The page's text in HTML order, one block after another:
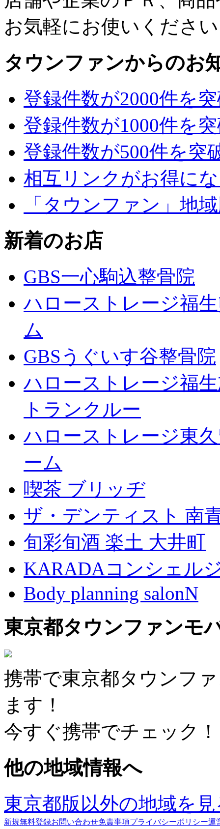
お気軽にお使いくださ
タウンファンからのお
登録件数が2000件を
登録件数が1000件を
登録件数が500件を突
相互リンクがお得に
「タウンファン」地
新着のお店
GBS一心駒込整骨院
ハローストレージ福
ム
GBSうぐいす谷整骨院
ハローストレージ福
トランクルー
ハローストレージ東
ーム
喫茶 ブリッヂ
ザ・デンティスト 南
旬彩旬酒 楽土 大井町
KARADAコンシェル
Body planning salonN
東京都タウンファンモ
携帯で東京都タウンフ
ます！
今すぐ携帯でチェック！
他の地域情報へ
東京都版以外の地域を
新規無料登録お問い合わせ免責事項プライバシーポリシー運